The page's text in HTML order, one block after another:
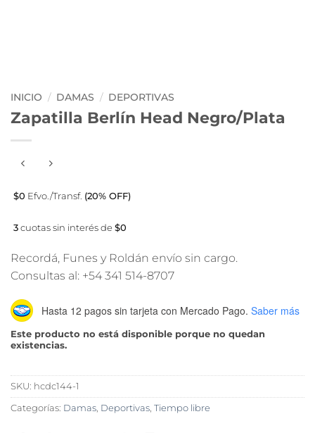
INICIO / DAMAS / DEPORTIVAS
Zapatilla Berlín Head Negro/Plata
$0 Efvo./Transf. (20% OFF)
3cuotas sin interés de $0
Recordá, Funes y Roldán envío sin cargo.
Consultas al: +54 341 514-8707
Hasta 12 pagos sin tarjeta con Mercado Pago. Saber más
Este producto no está disponible porque no quedan
existencias.
SKU: hcdc144-1
Categorías: Damas Deportivas Tiempo libre